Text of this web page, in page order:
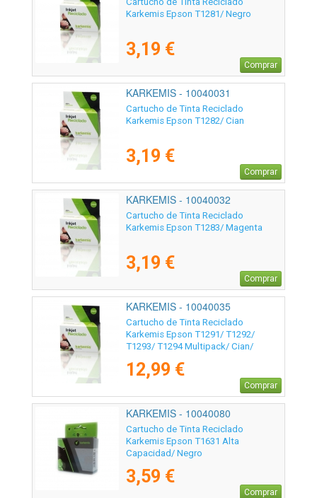
Karkemis Epson T1281/ Negro
3,19 €
Comprar
KARKEMIS - 10040031
Cartucho de Tinta Reciclado
Karkemis Epson T1282/ Cian
3,19 €
Comprar
KARKEMIS - 10040032
Cartucho de Tinta Reciclado
Karkemis Epson T1283/ Magenta
3,19 €
Comprar
KARKEMIS - 10040035
Cartucho de Tinta Reciclado
Karkemis Epson T1291/ T1292/
T1293/ T1294 Multipack/ Cian/
12,99 €
Comprar
KARKEMIS - 10040080
Cartucho de Tinta Reciclado
Karkemis Epson T1631 Alta
Capacidad/ Negro
3,59 €
Comprar